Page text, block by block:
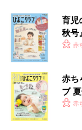
育児
秋号
いっ
赤
赤ち
ブ
く！
赤